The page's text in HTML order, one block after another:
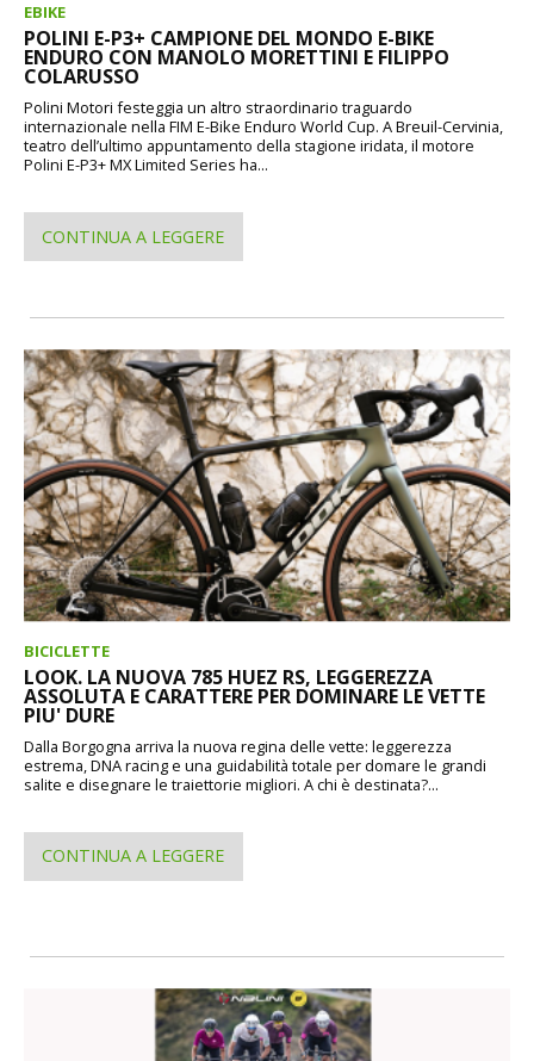
EBIKE
POLINI E-P3+ CAMPIONE DEL MONDO E-BIKE
ENDURO CON MANOLO MORETTINI E FILIPPO
COLARUSSO
Polini Motori festeggia un altro straordinario traguardo
internazionale nella FIM E-Bike Enduro World Cup. A Breuil-Cervinia,
teatro dell’ultimo appuntamento della stagione iridata, il motore
Polini E-P3+ MX Limited Series ha...
CONTINUA A LEGGERE
BICICLETTE
LOOK. LA NUOVA 785 HUEZ RS, LEGGEREZZA
ASSOLUTA E CARATTERE PER DOMINARE LE VETTE
PIU' DURE
Dalla Borgogna arriva la nuova regina delle vette: leggerezza
estrema, DNA racing e una guidabilità totale per domare le grandi
salite e disegnare le traiettorie migliori. A chi è destinata?...
CONTINUA A LEGGERE